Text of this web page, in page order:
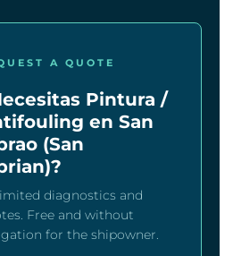
A QUOTE
Pintura /
en San
(San
diagnostics and
Free and without
for the shipowner.